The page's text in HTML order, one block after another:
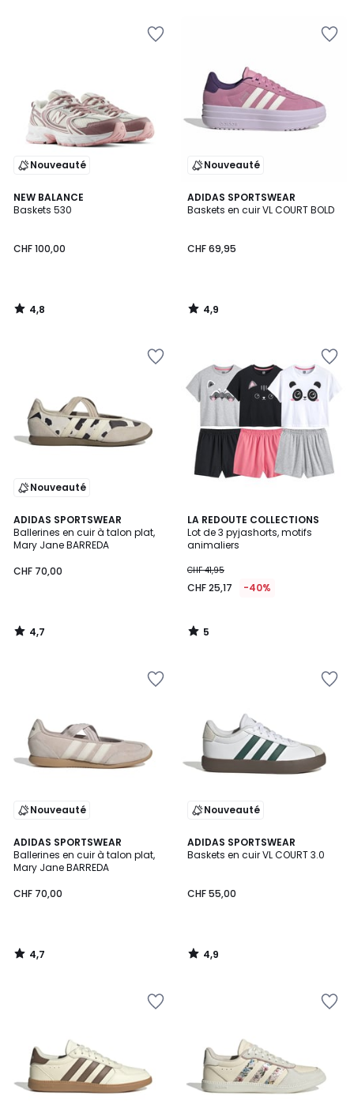
Nouveauté
NEW BALANCE
Baskets 530
CHF 100,00
4,8
/ 5
4,8
/
Nouveauté
ADIDAS SPORTSWEAR
Baskets en cuir VL COURT BOLD
CHF 69,95
4,9
/ 5
4,9
/
Nouveauté
ADIDAS SPORTSWEAR
Ballerines en cuir à talon plat,
Mary Jane BARREDA
CHF 70,00
4,7
/ 5
4,7
/
LA REDOUTE COLLECTIONS
Lot de 3 pyjashorts, motifs
animaliers
CHF 41,95
CHF 25,17 -40%
5
/
5
5
/
Nouveauté
ADIDAS SPORTSWEAR
Ballerines en cuir à talon plat,
Mary Jane BARREDA
CHF 70,00
4,7
/ 5
4,7
/
Nouveauté
ADIDAS SPORTSWEAR
Baskets en cuir VL COURT 3.0
CHF 55,00
4,9
/ 5
4,9
/